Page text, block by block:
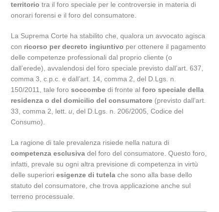
territorio tra il foro speciale per le controversie in materia di
onorari forensi e il foro del consumatore.
La Suprema Corte ha stabilito che, qualora un avvocato agisca
con ricorso per decreto ingiuntivo per ottenere il pagamento
delle competenze professionali dal proprio cliente (o
dall’erede), avvalendosi del foro speciale previsto dall’art. 637,
comma 3, c.p.c. e dall’art. 14, comma 2, del D.Lgs. n.
150/2011, tale forosoccombe di fronte alforo speciale della
residenza o del domicilio del consumatore (previsto dall’art.
33, comma 2, lett.u , del D.Lgs. n. 206/2005, Codice del
Consumo).
La ragione di tale prevalenza risiede nella natura di
competenza esclusiva del foro del consumatore. Questo foro,
infatti, prevale su ogni altra previsione di competenza in virtù
delle superioriesigenze di tutela che sono alla base dello
statuto del consumatore, che trova applicazione anche sul
terreno processuale.